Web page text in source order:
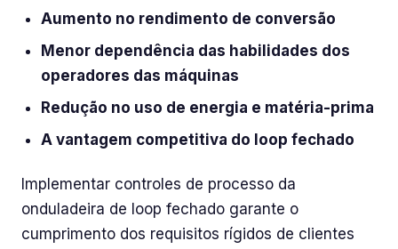
Aumento no rendimento de conversão
Menor dependência das habilidades dos
operadores das máquinas
Redução no uso de energia e matéria-prima
A vantagem competitiva do loop fechado
Implementar controles de processo da
onduladeira de loop fechado garante o
cumprimento dos requisitos rígidos de clientes